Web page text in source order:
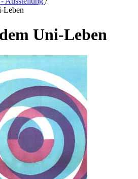
Leben
Uni-Leben